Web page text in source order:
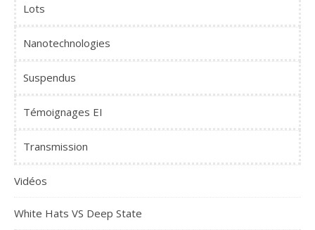
Lots
Nanotechnologies
Suspendus
Témoignages EI
Transmission
Vidéos
White Hats VS Deep State